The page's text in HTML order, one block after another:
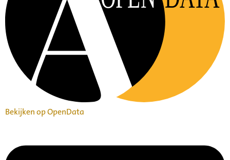
Bekijken op OpenData